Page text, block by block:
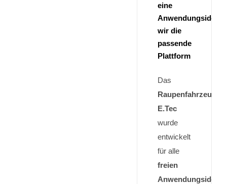
eine
Anwendungsidee,
wir die
passende
Plattform
Das
Raupenfahrzeug
E.Tec
wurde
entwickelt
für alle
freien
Anwendungsideen